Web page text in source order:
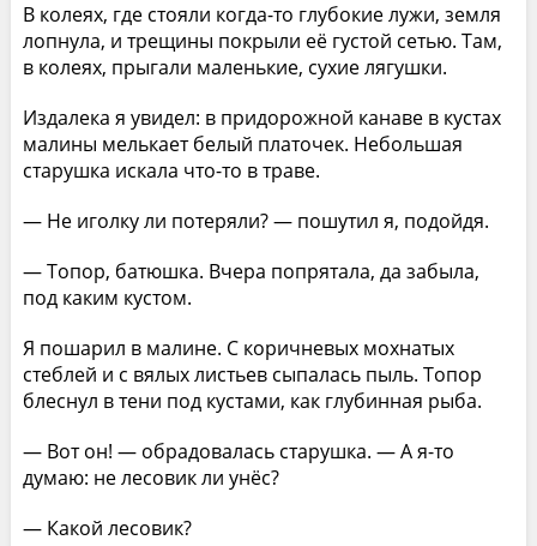
В колеях, где стояли когда-то глубокие лужи, земля
лопнула, и трещины покрыли её густой сетью. Там,
в колеях, прыгали маленькие, сухие лягушки.
Издалека я увидел: в придорожной канаве в кустах
малины мелькает белый платочек. Небольшая
старушка искала что-то в траве.
— Не иголку ли потеряли? — пошутил я, подойдя.
— Топор, батюшка. Вчера попрятала, да забыла,
под каким кустом.
Я пошарил в малине. С коричневых мохнатых
стеблей и с вялых листьев сыпалась пыль. Топор
блеснул в тени под кустами, как глубинная рыба.
— Вот он! — обрадовалась старушка. — А я-то
думаю: не лесовик ли унёс?
— Какой лесовик?